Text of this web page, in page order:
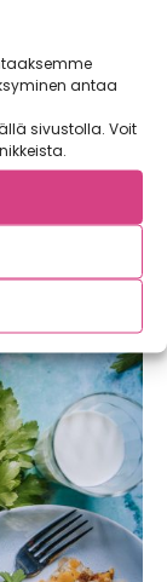
antaa
sivustolla. Voit
iskä
iskää,
–...